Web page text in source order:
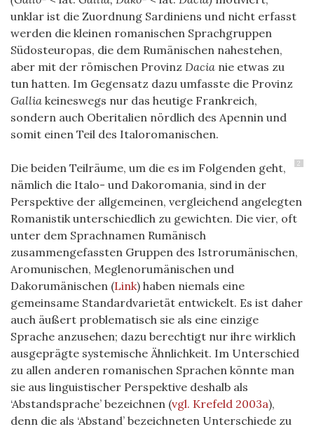
unklar ist die Zuordnung Sardiniens und nicht erfasst
werden die kleinen romanischen Sprachgruppen
Südosteuropas, die dem Rumänischen nahestehen,
aber mit der römischen Provinz Dacia nie etwas zu
tun hatten. Im Gegensatz dazu umfasste die Provinz
Gallia keineswegs nur das heutige Frankreich,
sondern auch Oberitalien nördlich des Apennin und
somit einen Teil des Italoromanischen.
2
Die beiden Teilräume, um die es im Folgenden geht,
nämlich die Italo- und Dakoromania, sind in der
Perspektive der allgemeinen, vergleichend angelegten
Romanistik unterschiedlich zu gewichten. Die vier, oft
unter dem Sprachnamen Rumänisch
zusammengefassten Gruppen des Istrorumänischen,
Aromunischen, Meglenorumänischen und
Dakorumänischen (Link) haben niemals eine
gemeinsame Standardvarietät entwickelt. Es ist daher
auch äußert problematisch sie als eine einzige
Sprache anzusehen; dazu berechtigt nur ihre wirklich
ausgeprägte systemische Ähnlichkeit. Im Unterschied
zu allen anderen romanischen Sprachen könnte man
sie aus linguistischer Perspektive deshalb als
‘Abstandsprache’ bezeichnen (vgl. Krefeld 2003a),
denn die als ‘Abstand’ bezeichneten Unterschiede zu